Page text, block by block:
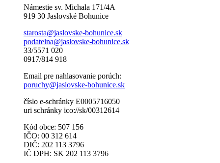
Námestie sv. Michala 171/4A
919 30 Jaslovské Bohunice
starosta@jaslovske-bohunice.sk
podatelna@jaslovske-bohunice.sk
33/5571 020
0917/814 918
Email pre nahlasovanie porúch:
poruchy@jaslovske-bohunice.sk
číslo e-schránky E0005716050
uri schránky ico://sk/00312614
Kód obce: 507 156
IČO: 00 312 614
DIČ: 202 113 3796
IČ DPH: SK 202 113 3796